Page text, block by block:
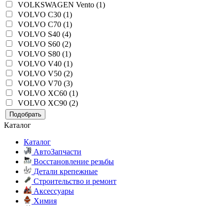
VOLKSWAGEN Vento (1)
VOLVO C30 (1)
VOLVO C70 (1)
VOLVO S40 (4)
VOLVO S60 (2)
VOLVO S80 (1)
VOLVO V40 (1)
VOLVO V50 (2)
VOLVO V70 (3)
VOLVO XC60 (1)
VOLVO XC90 (2)
Подобрать
Каталог
Каталог
АвтоЗапчасти
Восстановление резьбы
Детали крепежные
Строительство и ремонт
Аксессуары
Химия